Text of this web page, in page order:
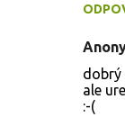
dobrý
ale
:-(